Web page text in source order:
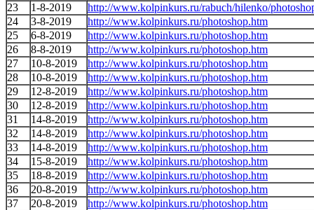
23
1-8-2019
http://www.kolpinkurs.ru/rabuch/hilenko/
24
3-8-2019
http://www.kolpinkurs.ru/photoshop.htm
25
6-8-2019
http://www.kolpinkurs.ru/photoshop.htm
26
8-8-2019
http://www.kolpinkurs.ru/photoshop.htm
27
10-8-2019
http://www.kolpinkurs.ru/photoshop.htm
28
10-8-2019
http://www.kolpinkurs.ru/photoshop.htm
29
12-8-2019
http://www.kolpinkurs.ru/photoshop.htm
30
12-8-2019
http://www.kolpinkurs.ru/photoshop.htm
31
14-8-2019
http://www.kolpinkurs.ru/photoshop.htm
32
14-8-2019
http://www.kolpinkurs.ru/photoshop.htm
33
14-8-2019
http://www.kolpinkurs.ru/photoshop.htm
34
15-8-2019
http://www.kolpinkurs.ru/photoshop.htm
35
18-8-2019
http://www.kolpinkurs.ru/photoshop.htm
36
20-8-2019
http://www.kolpinkurs.ru/photoshop.htm
37
20-8-2019
http://www.kolpinkurs.ru/photoshop.htm